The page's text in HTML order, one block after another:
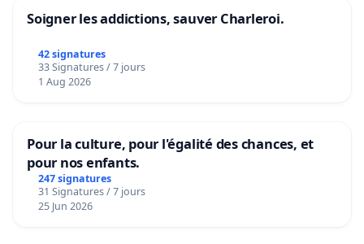
Soigner les addictions, sauver Charleroi.
42 signatures
33 Signatures / 7 jours
1 Aug 2026
Pour la culture, pour l'égalité des chances, et
pour nos enfants.
247 signatures
31 Signatures / 7 jours
25 Jun 2026